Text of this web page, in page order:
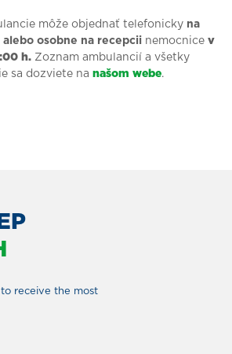
môže objednať telefonicky na
alebo osobne na recepcii nemocnice v
h. Zoznam ambulancií a všetky
sa dozviete na našom webe.
receive the most